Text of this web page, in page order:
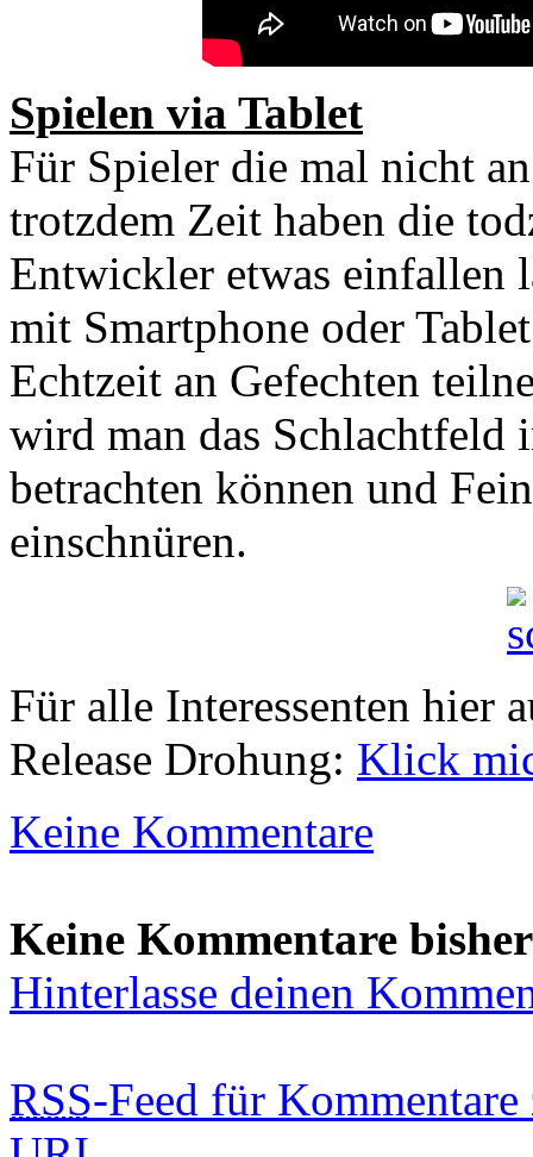
Spielen via Tablet
Für Spieler die mal nicht
trotzdem Zeit haben die
Entwickler etwas einfallen
mit Smartphone oder
Echtzeit an Gefechten
wird man das Schlachtfeld
betrachten können und
einschnüren.
Für alle Interessenten hier
Release Drohung: Klick
Keine Kommentare
Keine Kommentare bisher
Hinterlasse deinen
RSS-Feed für